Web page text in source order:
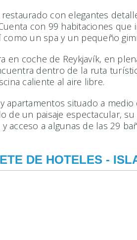
con elegantes
con 99 habitaciones
un spa y un pequeño
en coche de Reykjavík, en
dentro de la ruta
caliente al aire libre.
apartamentos situado a
un paisaje espectacular,
a algunas de las 29
DE HOTELES -